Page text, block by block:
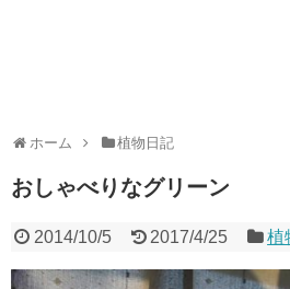
ホーム 植物日記
おしゃべりなグリーン
2014/10/5 2017/4/25 植